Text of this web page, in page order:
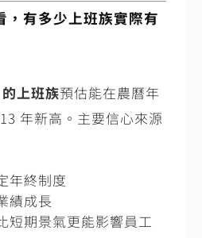
，有多少上班族實際有
上班族預估能在農曆年
年新高。主要信心來源
年終制度
績成長
短期景氣更能影響員工